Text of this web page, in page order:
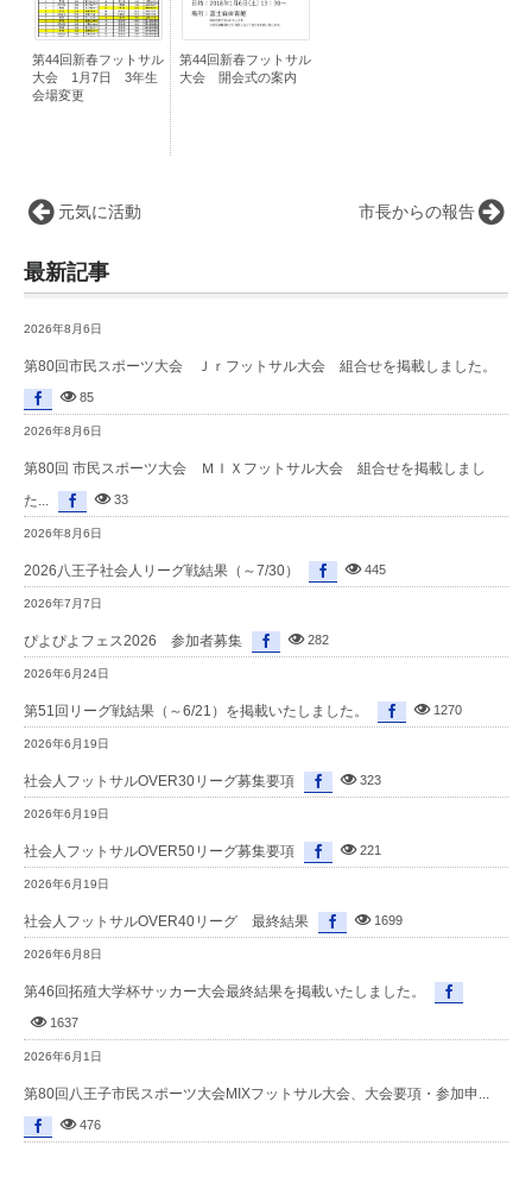
第44回新春フットサル
大会 1月7日 3年生
会場変更
第44回新春フットサル
大会 開会式の案内
市長からの報告
元気に活動
最新記事
2026年8月6日
第80回市民スポーツ大会 Ｊｒフットサル大会 組合せを掲載しました。
85
2026年8月6日
第80回 市民スポーツ大会 ＭＩＸフットサル大会 組合せを掲載しまし
た...
33
2026年8月6日
2026八王子社会人リーグ戦結果（～7/30） 445
2026年7月7日
ぴよぴよフェス2026 参加者募集 282
2026年6月24日
第51回リーグ戦結果（～6/21）を掲載いたしました。 1270
2026年6月19日
社会人フットサルOVER30リーグ募集要項 323
2026年6月19日
社会人フットサルOVER50リーグ募集要項 221
2026年6月19日
社会人フットサルOVER40リーグ 最終結果 1699
2026年6月8日
第46回拓殖大学杯サッカー大会最終結果を掲載いたしました。
1637
2026年6月1日
第80回八王子市民スポーツ大会MIXフットサル大会、大会要項・参加申...
476